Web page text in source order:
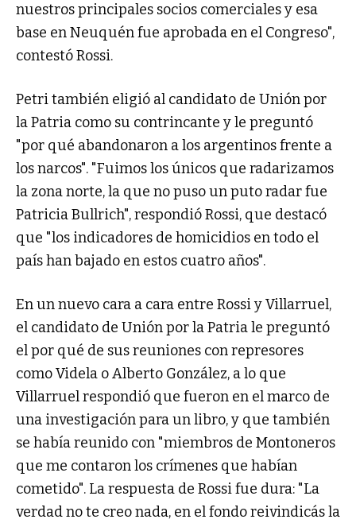
nuestros principales socios comerciales y esa
base en Neuquén fue aprobada en el Congreso",
contestó Rossi.
Petri también eligió al candidato de Unión por
la Patria como su contrincante y le preguntó
"por qué abandonaron a los argentinos frente a
los narcos". "Fuimos los únicos que radarizamos
la zona norte, la que no puso un puto radar fue
Patricia Bullrich", respondió Rossi, que destacó
que "los indicadores de homicidios en todo el
país han bajado en estos cuatro años".
En un nuevo cara a cara entre Rossi y Villarruel,
el candidato de Unión por la Patria le preguntó
el por qué de sus reuniones con represores
como Videla o Alberto González, a lo que
Villarruel respondió que fueron en el marco de
una investigación para un libro, y que también
se había reunido con "miembros de Montoneros
que me contaron los crímenes que habían
cometido". La respuesta de Rossi fue dura: "La
verdad no te creo nada, en el fondo reivindicás la